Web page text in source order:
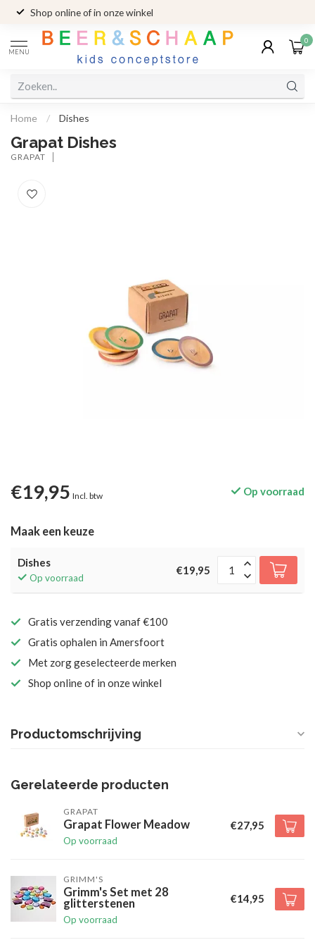
Shop online of in onze winkel
MENU
0
Home / Dishes
Grapat Dishes
GRAPAT
€19,95 Incl. btw Op voorraad
Maak een keuze
Dishes
Op voorraad
€19,95
Gratis verzending vanaf €100
Gratis ophalen in Amersfoort
Met zorg geselecteerde merken
Shop online of in onze winkel
Productomschrijving
Gerelateerde producten
GRAPAT
Grapat Flower Meadow
Op voorraad
€27,95
GRIMM'S
Grimm's Set met 28
glitterstenen
Op voorraad
€14,95